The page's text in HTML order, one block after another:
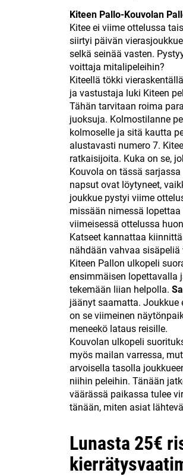
Kiteen Pallo-Kouvolan
Kitee ei viime ottelussa
siirtyi päivän
selkä seinää vasten.
voittaja mitalipeleihin?
Kiteellä tökki
ja vastustaja luki Kiteen
Tähän tarvitaan roima
juoksuja. Kolmostilanne
kolmoselle ja sitä kautta
alustavasti numero 7.
ratkaisijoita. Kuka on se,
Kouvola on tässä
napsut ovat löytyneet,
joukkue pystyi viime
missään nimessä
viimeisessä ottelussa
Katseet kannattaa
nähdään vahvaa
Kiteen Pallon ulkopeli
ensimmäisen lopettavalla
tekemään liian helpolla.
jäänyt saamatta. Joukkue
on se viimeinen
meneekö lataus reisille.
Kouvolan ulkopeli
myös mailan varressa,
arvoisella tasolla
niihin peleihin. Tänään
väärässä paikassa tulee
tänään, miten asiat
Lunasta 25€